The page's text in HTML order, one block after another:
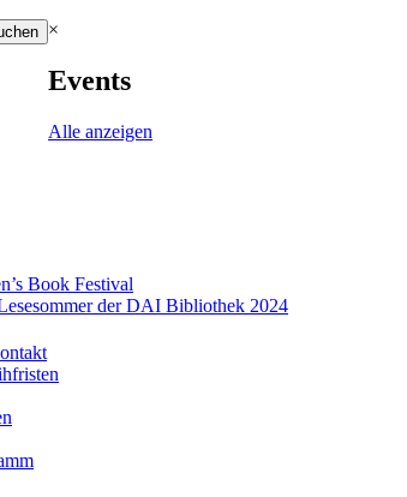
×
Events
Alle anzeigen
Book Festival
der DAI Bibliothek 2024